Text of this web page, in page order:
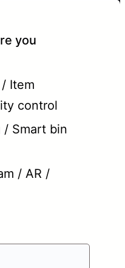
you
Item
control
/ Smart bin
/ AR /